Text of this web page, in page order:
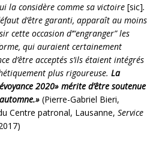
la considère comme sa victoire [sic].
d’être garanti, apparaît au moins
cette occasion d’“engranger” les
qui auraient certainement
d’être acceptés s’ils étaient intégrés
plus rigoureuse. La
2020» mérite d’être soutenue
(Pierre-Gabriel Bieri,
Centre patronal, Lausanne, Service